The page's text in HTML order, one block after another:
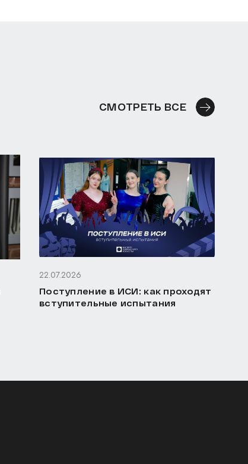
СМОТРЕТЬ ВСЕ
22.07.2026
Поступление в ИСИ: как проходят
вступительные испытания